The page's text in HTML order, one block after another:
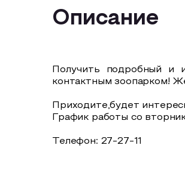
Описание
Получить подробный и
контактным зоопарком!
Приходите,будет
График работы со
Телефон: 27-27-11